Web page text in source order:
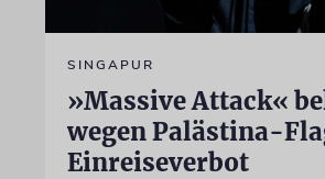
SINGAPUR
»Massive Attack«
wegen Palästina-
Einreiseverbot